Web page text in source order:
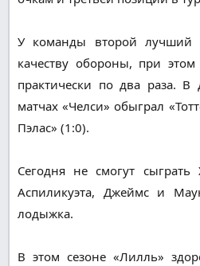
У команды второй лучший
качеству обороны, при
практически по два раза. В
матчах «Челси» обыграл
Пэлас» (1:0).
Сегодня не смогут сыграть
Аспиликуэта, Джеймс и
лодыжка.
В этом сезоне «Лилль»